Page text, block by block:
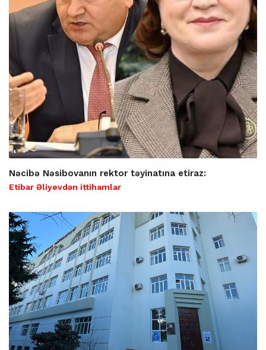
Nəcibə Nəsibovanın rektor təyinatına etiraz:
Etibar Əliyevdən ittihamlar